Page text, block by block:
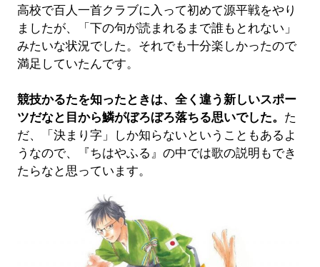
高校で百人一首クラブに入って初めて源平戦をやり
ましたが、「下の句が読まれるまで誰もとれない」
みたいな状況でした。それでも十分楽しかったので
満足していたんです。
競技かるたを知ったときは、全く違う新しいスポー
ツだなと目から鱗がぼろぼろ落ちる思いでした。 た
だ、「決まり字」しか知らないということもあるよ
うなので、『ちはやふる』の中では歌の説明もでき
たらなと思っています。